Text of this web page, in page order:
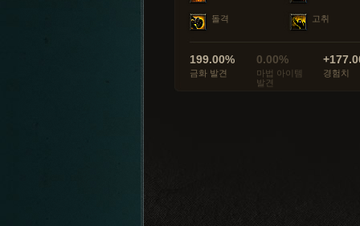
돌격 고취
199.00%
금화 발견
0.00%
마법 아이템
발견
경험치